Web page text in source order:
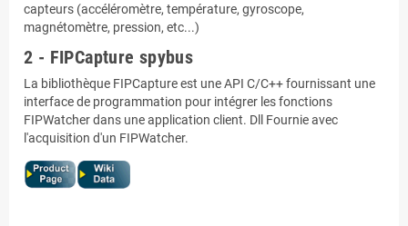
capteurs (accéléromètre, température, gyroscope,
magnétomètre, pression, etc...)
2 - FIPCapture spybus
La bibliothèque FIPCapture est une API C/C++ fournissant une
interface de programmation pour intégrer les fonctions
FIPWatcher dans une application client. Dll Fournie avec
l'acquisition d'un FIPWatcher.